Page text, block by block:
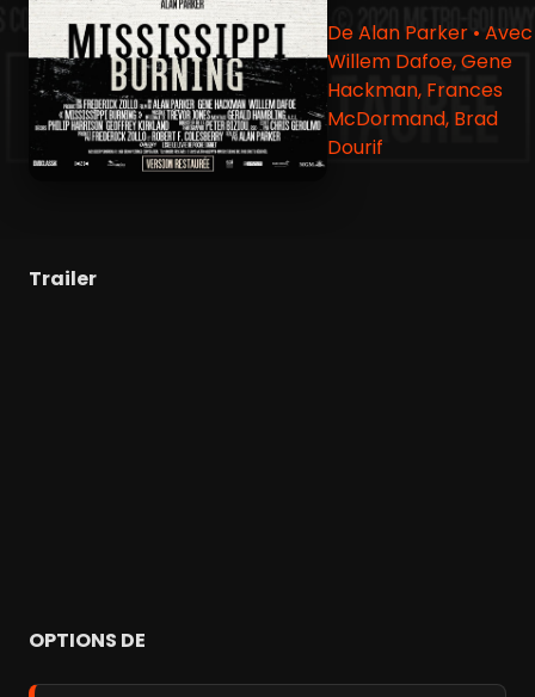
De Alan Parker • Avec
Willem Dafoe, Gene
Hackman, Frances
McDormand, Brad
Dourif
Trailer
OPTIONS DE